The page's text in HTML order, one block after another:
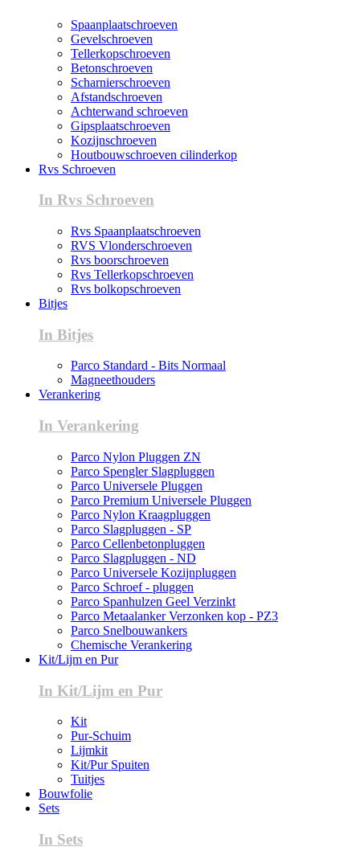
Spaanplaatschroeven
Gevelschroeven
Tellerkopschroeven
Betonschroeven
Scharnierschroeven
Afstandschroeven
Achterwand schroeven
Gipsplaatschroeven
Kozijnschroeven
Houtbouwschroeven cilinderkop
Rvs Schroeven
In Rvs Schroeven
Rvs Spaanplaatschroeven
RVS Vlonderschroeven
Rvs boorschroeven
Rvs Tellerkopschroeven
Rvs bolkopschroeven
Bitjes
In Bitjes
Parco Standard - Bits Normaal
Magneethouders
Verankering
In Verankering
Parco Nylon Pluggen ZN
Parco Spengler Slagpluggen
Parco Universele Pluggen
Parco Premium Universele Pluggen
Parco Nylon Kraagpluggen
Parco Slagpluggen - SP
Parco Cellenbetonpluggen
Parco Slagpluggen - ND
Parco Universele Kozijnpluggen
Parco Schroef - pluggen
Parco Spanhulzen Geel Verzinkt
Parco Metaalanker Verzonken kop - PZ3
Parco Snelbouwankers
Chemische Verankering
Kit/Lijm en Pur
In Kit/Lijm en Pur
Kit
Pur-Schuim
Lijmkit
Kit/Pur Spuiten
Tuitjes
Bouwfolie
Sets
In Sets